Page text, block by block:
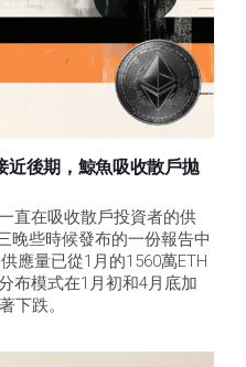
近後期，鯨魚吸收散戶拋
直在吸收散戶投資者的供
晚些時候發布的一份報告中
應量已從1月的1560萬ETH
布模式在1月初和4月底加
下跌。